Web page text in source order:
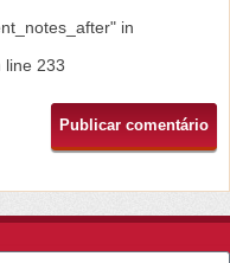
in
line 233